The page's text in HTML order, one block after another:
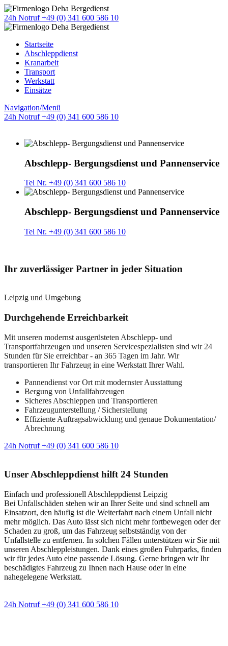
24h Notruf +49 (0) 341 600 586 10
Startseite
Abschleppdienst
Kranarbeit
Transport
Werkstatt
Einsätze
Navigation/Menü
24h Notruf +49 (0) 341 600 586 10
Abschlepp- Bergungsdienst und Pannenservice
Tel Nr. +49 (0) 341 600 586 10
Abschlepp- Bergungsdienst und Pannenservice
Tel Nr. +49 (0) 341 600 586 10
Ihr zuverlässiger Partner in jeder Situation
Leipzig und Umgebung
Durchgehende Erreichbarkeit
Mit unseren modernst ausgerüsteten Abschlepp- und
Transportfahrzeugen und unseren Servicespezialisten sind wir 24
Stunden für Sie erreichbar - an 365 Tagen im Jahr. Wir
transportieren Ihr Fahrzeug in eine Werkstatt Ihrer Wahl.
Pannendienst vor Ort mit modernster Ausstattung
Bergung von Unfallfahrzeugen
Sicheres Abschleppen und Transportieren
Fahrzeugunterstellung / Sicherstellung
Effiziente Auftragsabwicklung und genaue Dokumentation/
Abrechnung
24h Notruf +49 (0) 341 600 586 10
Unser Abschleppdienst hilft 24 Stunden
Einfach und professionell Abschleppdienst Leipzig
Bei Unfallschäden stehen wir an Ihrer Seite und sind schnell am
Einsatzort, den häufig ist die Weiterfahrt nach einem Unfall nicht
mehr möglich. Das Auto lässt sich nicht mehr fortbewegen oder der
Schaden zu groß, um das Fahrzeug selbstständig von der
Unfallstelle zu entfernen. In solchen Fällen unterstützen wir Sie mit
unseren Abschleppleistungen. Dank eines großen Fuhrparks, finden
wir für jedes Auto eine passende Lösung. Gerne bringen wir Ihr
beschädigtes Fahrzeug zu Ihnen nach Hause oder in eine
nahegelegene Werkstatt.
24h Notruf +49 (0) 341 600 586 10